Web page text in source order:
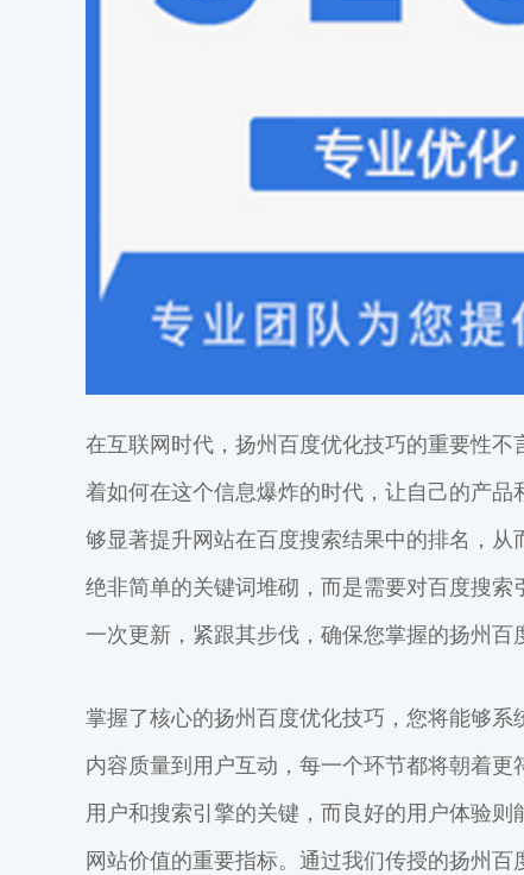
在互联网时代，扬州百度优化技巧的重要性
着如何在这个信息爆炸的时代，让自己的产
够显著提升网站在百度搜索结果中的排名，
绝非简单的关键词堆砌，而是需要对百度搜
一次更新，紧跟其步伐，确保您掌握的扬州百
掌握了核心的扬州百度优化技巧，您将能够
内容质量到用户互动，每一个环节都将朝着
用户和搜索引擎的关键，而良好的用户体验
网站价值的重要指标。通过我们传授的扬州